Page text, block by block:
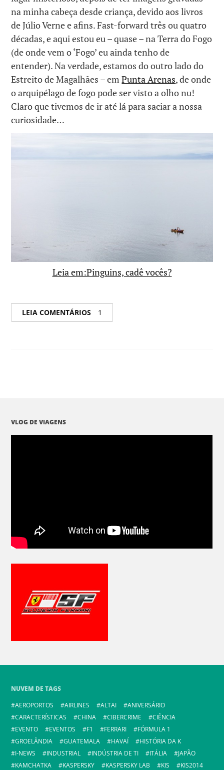
na minha cabeça desde criança, devido aos livros
de Júlio Verne e afins. Fast-forward três ou quatro
décadas, e aqui estou eu – quase – na Terra do Fogo
(de onde vem o ‘Fogo’ eu ainda tenho de
entender). Na verdade, estamos do outro lado do
Estreito de Magalhães – emPunta Arenas, de onde
o arquipélago de fogo pode ser visto a olho nu!
Claro que tivemos de ir até lá para saciar a nossa
curiosidade…
Leia em:Pinguins, cadê vocês?
LEIA COMENTÁRIOS 1
VLOG DE VIAGENS
NUVEM DE TAGS
AEROPORTOS
AIRLINES ALTAI
ANIVERSÁRIO
CARACTERÍSTICAS
CHINA CIBERCRIME
CIÊNCIA
EVENTO
EVENTOS F1 FERRARI
FÓRMULA 1
GROELÂNDIA
GUATEMALA HAVAÍ
HISTÓRIA DA K
I-NEWS
INDUSTRIAL INDÚSTRIA DE TI ITÁLIA
JAPÃO
KAMCHATKA
KASPERSKY KASPERSKY LAB KIS
KIS2014